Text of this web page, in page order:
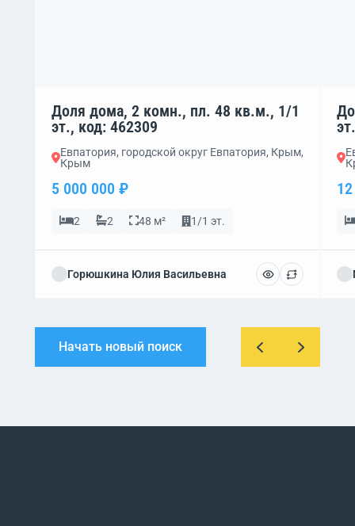
Доля дома, 2 комн., пл. 48 кв.м., 1/1
эт., код: 462309
Евпатория, городской округ Евпатория, Крым,
Крым
5 000 000 ₽
2 2 48 м² 1/1 эт.
Горюшкина Юлия Васильевна
Начать новый поиск